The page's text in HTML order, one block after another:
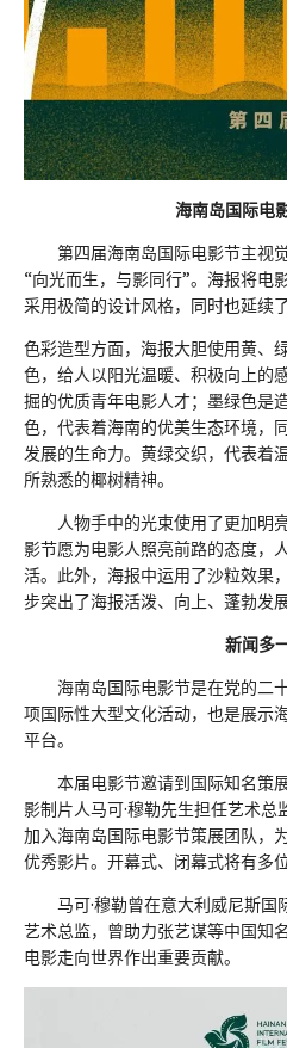
海南岛国际电
第四届海南岛国际电影节主视觉
“向光而生，与影同行”。海报将电
采用极简的设计风格，同时也延续
色彩造型方面，海报大胆使用黄、
色，给人以阳光温暖、积极向上的
掘的优质青年电影人才；墨绿色是
色，代表着海南的优美生态环境，
发展的生命力。黄绿交织，代表着
所熟悉的椰树精神。
人物手中的光束使用了更加明
影节愿为电影人照亮前路的态度，
活。此外，海报中运用了沙粒效果
步突出了海报活泼、向上、蓬勃发展
新闻多
海南岛国际电影节是在党的二
项国际性大型文化活动，也是展示
平台。
本届电影节邀请到国际知名策
影制片人马可·穆勒先生担任艺术总
加入海南岛国际电影节策展团队，
优秀影片。开幕式、闭幕式将有多
马可·穆勒曾在意大利威尼斯国
艺术总监，曾助力张艺谋等中国知
电影走向世界作出重要贡献。